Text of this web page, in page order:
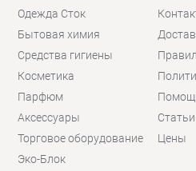
Одежда Сток
Бытовая химия
Средства гигиены
Косметика
Парфюм
Аксессуары
Торговое оборудование
Эко-Блок
Статьи
Цены